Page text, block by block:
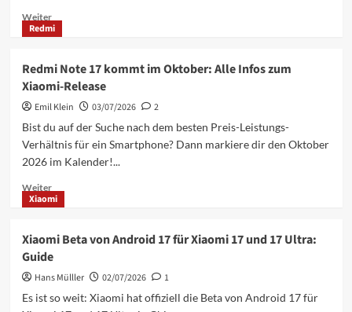
Wahl?
WeiterMehr
Informationen
neue
Sportwagen
Elektro
2.000-
PS-
Coupé
Test
Redmi
Redmi Note 17 kommt im Oktober: Alle Infos zum
Xiaomi-Release
Emil Klein 03/07/2026
2
Bist du auf der Suche nach dem besten Preis-Leistungs-
Verhältnis für ein Smartphone? Dann markiere dir den Oktober
2026 im Kalender!...
WeiterMehr
Informationen
Note
17
kommt
Oktober:
Xiaomi
Xiaomi Beta von Android 17 für Xiaomi 17 und 17 Ultra:
Guide
Hans Mülller 02/07/2026
1
Es ist so weit: Xiaomi hat offiziell die Beta von Android 17 für